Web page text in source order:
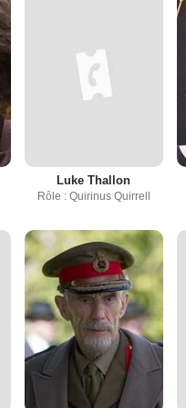
Luke Thallon
Rôle : Quirinus Quirrell